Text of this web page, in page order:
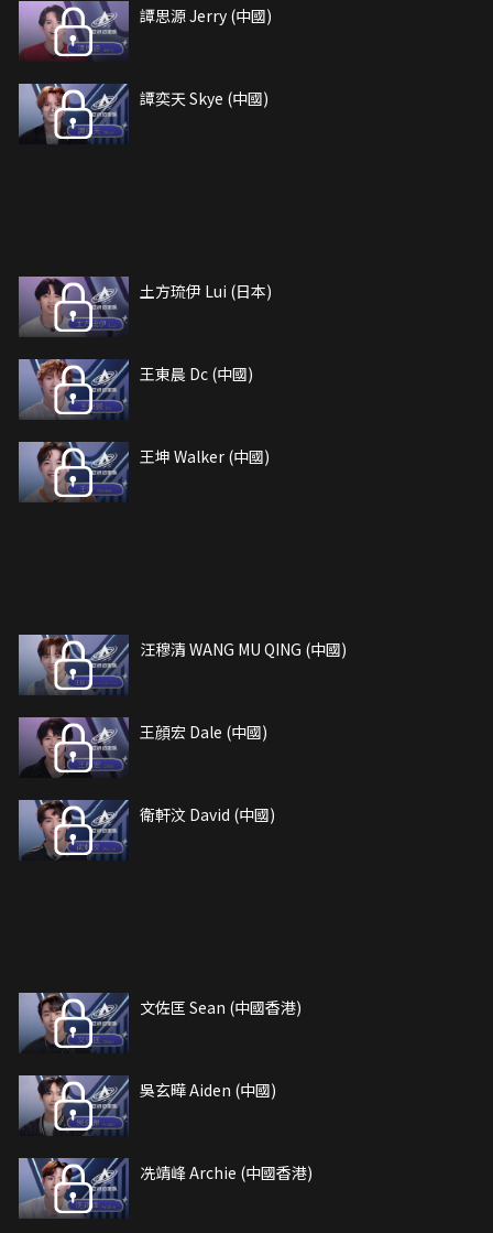
譚思源 Jerry (中國)
譚奕天 Skye (中國)
土方琉伊 Lui (日本)
王東晨 Dc (中國)
王坤 Walker (中國)
汪穆清 WANG MU QING (中國)
王顔宏 Dale (中國)
衛軒汶 David (中國)
文佐匡 Sean (中國香港)
吳玄曄 Aiden (中國)
冼靖峰 Archie (中國香港)